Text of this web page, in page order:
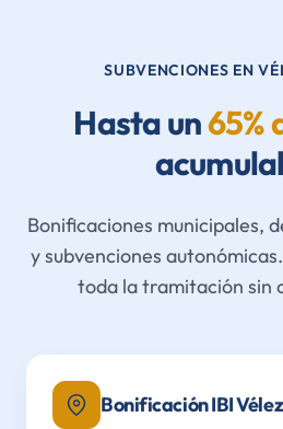
SUBVENCIONES EN
Hasta un65%
Bonificaciones municipales,
y subvenciones
toda la tramitación sin
Bonificación IBI